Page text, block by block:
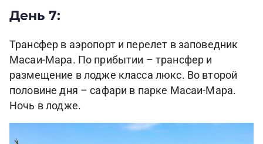
День 7:
Трансфер в аэропорт и перелет в заповедник
Масаи-Мара. По прибытии – трансфер и
размещение в лодже класса люкс. Во второй
половине дня – сафари в парке Масаи-Мара.
Ночь в лодже.